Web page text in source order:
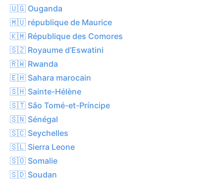
🇺🇬 Ouganda
🇲🇺 république de Maurice
🇰🇲 République des Comores
🇸🇿 Royaume d’Eswatini
🇷🇼 Rwanda
🇪🇭 Sahara marocain
🇸🇭 Sainte-Hélène
🇸🇹 São Tomé-et-Príncipe
🇸🇳 Sénégal
🇸🇨 Seychelles
🇸🇱 Sierra Leone
🇸🇴 Somalie
🇸🇩 Soudan